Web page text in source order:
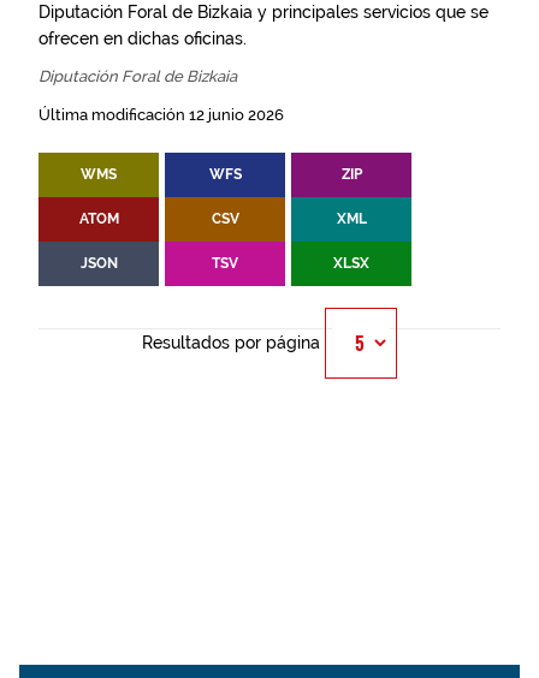
Diputación Foral de Bizkaia y principales servicios que se
ofrecen en dichas oficinas.
Diputación Foral de Bizkaia
Última modificación 12 junio 2026
WMS WFS ZIP
ATOM CSV XML
JSON TSV XLSX
Resultados por página